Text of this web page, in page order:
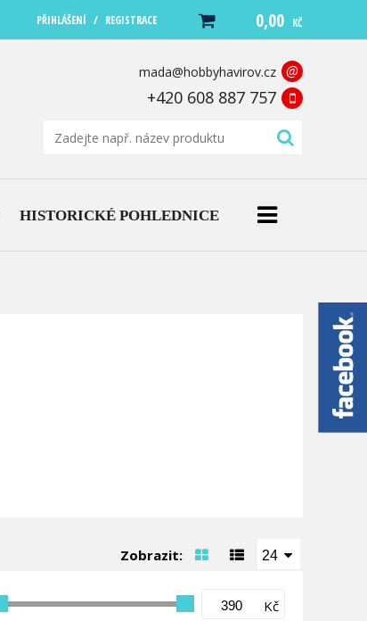
PŘIHLÁŠENÍ / REGISTRACE 0,00 KČ
mada@hobbyhavirov.cz @
+420 608 887 757
HISTORICKÉ POHLEDNICE
Zobrazit: 24
Kč